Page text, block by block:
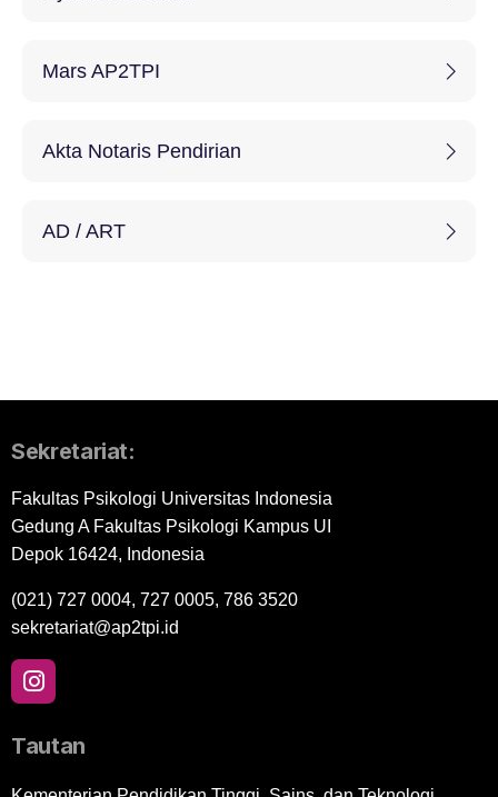
Mars AP2TPI
Akta Notaris Pendirian
AD / ART
Sekretariat:
Fakultas Psikologi Universitas Indonesia
Gedung A Fakultas Psikologi Kampus UI
Depok 16424, Indonesia
(021) 727 0004, 727 0005, 786 3520
sekretariat@ap2tpi.id
Tautan